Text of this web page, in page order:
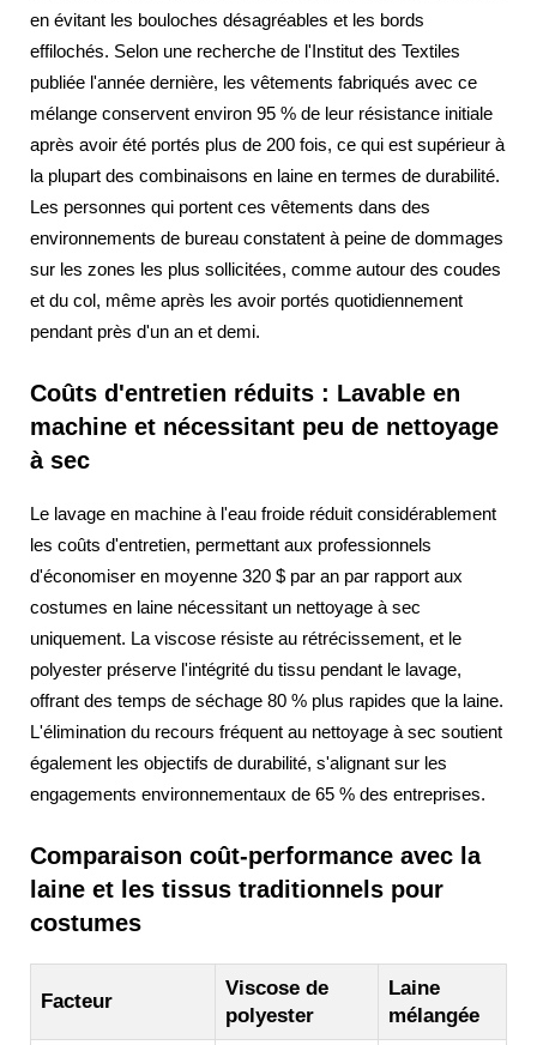
en évitant les bouloches désagréables et les bords
effilochés. Selon une recherche de l'Institut des Textiles
publiée l'année dernière, les vêtements fabriqués avec ce
mélange conservent environ 95 % de leur résistance initiale
après avoir été portés plus de 200 fois, ce qui est supérieur à
la plupart des combinaisons en laine en termes de durabilité.
Les personnes qui portent ces vêtements dans des
environnements de bureau constatent à peine de dommages
sur les zones les plus sollicitées, comme autour des coudes
et du col, même après les avoir portés quotidiennement
pendant près d'un an et demi.
Coûts d'entretien réduits : Lavable en
machine et nécessitant peu de nettoyage
à sec
Le lavage en machine à l'eau froide réduit considérablement
les coûts d'entretien, permettant aux professionnels
d'économiser en moyenne 320 $ par an par rapport aux
costumes en laine nécessitant un nettoyage à sec
uniquement. La viscose résiste au rétrécissement, et le
polyester préserve l'intégrité du tissu pendant le lavage,
offrant des temps de séchage 80 % plus rapides que la laine.
L'élimination du recours fréquent au nettoyage à sec soutient
également les objectifs de durabilité, s'alignant sur les
engagements environnementaux de 65 % des entreprises.
Comparaison coût-performance avec la
laine et les tissus traditionnels pour
costumes
Facteur
Viscose de
polyester
Laine
mélangée